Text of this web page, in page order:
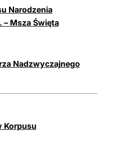
Narodzenia
– Msza Święta
Nadzwyczajnego
Korpusu